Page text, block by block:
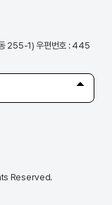
255-1) 우편번호 : 445
Reserved.